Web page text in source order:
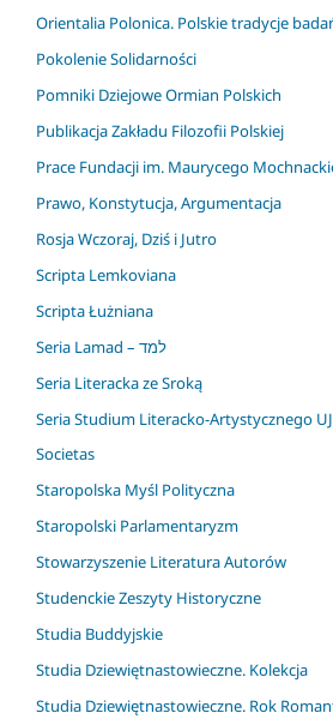
Orientalia Polonica. Polskie tradycje
Pokolenie Solidarności
Pomniki Dziejowe Ormian Polskich
Publikacja Zakładu Filozofii Polskiej
Prace Fundacji im. Maurycego
Prawo, Konstytucja, Argumentacja
Rosja Wczoraj, Dziś i Jutro
Scripta Lemkoviana
Scripta Łużniana
Seria Lamad – למד
Seria Literacka ze Sroką
Seria Studium Literacko-Artystycznego UJ
Societas
Staropolska Myśl Polityczna
Staropolski Parlamentaryzm
Stowarzyszenie Literatura Autorów
Studenckie Zeszyty Historyczne
Studia Buddyjskie
Studia Dziewiętnastowieczne. Kolekcja
Studia Dziewiętnastowieczne. Rok